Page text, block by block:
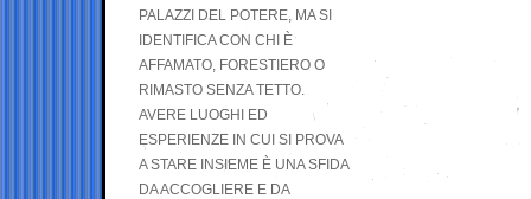
PALAZZI DEL POTERE, MA SI
IDENTIFICA CON CHI È
AFFAMATO, FORESTIERO O
RIMASTO SENZA TETTO.
AVERE LUOGHI ED
ESPERIENZE IN CUI SI PROVA
A STARE INSIEME È UNA SFIDA
DA ACCOGLIERE E DA